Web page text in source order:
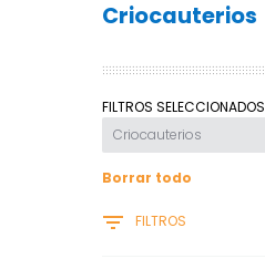
Criocauterios
FILTROS SELECCIONADOS
Criocauterios
Borrar todo
FILTROS